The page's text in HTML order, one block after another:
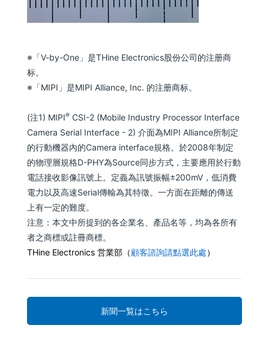
※「V-by-One」是THine Electronics股份公司的注册商
标。
※「MIPI」是MIPI Alliance, Inc. 的注册商标。
(注1) MIPI® CSI-2 (Mobile Industry Processor Interface
Camera Serial Interface - 2) 介面為MIPI Alliance所制定
的行動機器內的Camera interface規格。於2008年制定
的物理層規格D-PHY為Source同步方式，主要應用於行動
電話接收影像訊號上。定義為訊號振幅±200mV，低消費
電力以及高速Serial傳輸為其特徵。一方面在距離的傳送
上有一定的難度。
注意：本文中所提到的各企業名、產品名等，均為各所有
者之商標或註冊商標。
THine Electronics 営業部 （顧客諮詢請點選此處）
新聞一覧はこちら